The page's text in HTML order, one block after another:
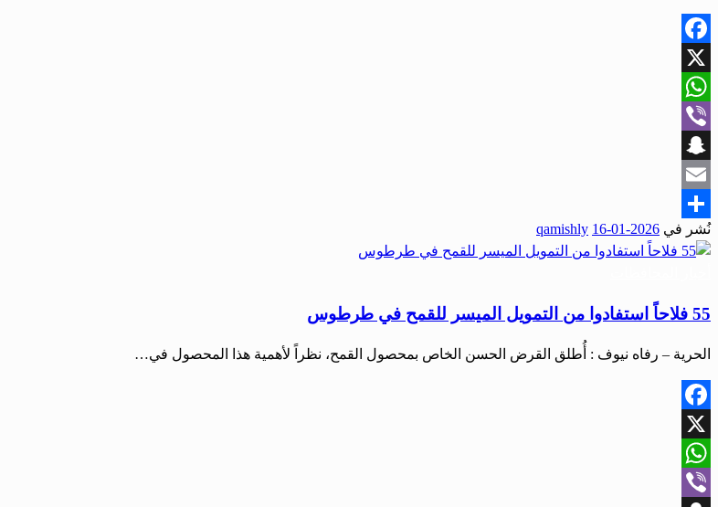
Facebook
X
WhatsApp
Viber
Snapchat
Email
Share
نُشر في 2026-01-16
qamishly
55 فلاحاً استفادوا من التمويل الميسر للقمح في طرطوس
الحرية – رفاه نيوف : أُطلق القرض الحسن الخاص بمحصول القمح، نظراً لأهمية هذا المحصول في…
Facebook
X
WhatsApp